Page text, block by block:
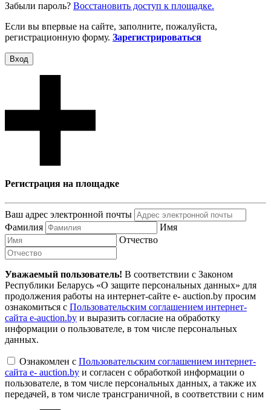
Забыли пароль? Восcтановить доступ к площадке.
Если вы впервые на сайте, заполните, пожалуйста,
регистрационную форму. Зарегистрироваться
Вход
Регистрация на площадке
Ваш адрес электронной почты
Фамилия
Имя
Отчество
Уважаемый пользователь! В соответствии с Законом
Республики Беларусь «О защите персональных данных» для
продолжения работы на интернет-сайте e- auction.by просим
ознакомиться с Пользовательским соглашением интернет-
сайта e-auction.by и выразить согласие на обработку
информации о пользователе, в том числе персональных
данных.
Ознакомлен с Пользовательским соглашением интернет-
сайта e- auction.by и согласен с обработкой информации о
пользователе, в том числе персональных данных, а также их
передачей, в том числе трансграничной, в соответствии с ним